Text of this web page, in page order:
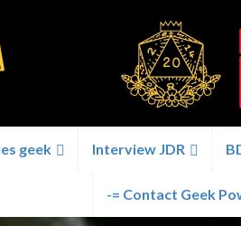
geek Interview JDR
-= Contact Geek